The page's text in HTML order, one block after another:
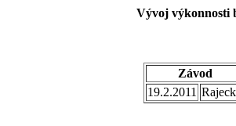
Vývoj výkonnosti
Závod
19.2.2011